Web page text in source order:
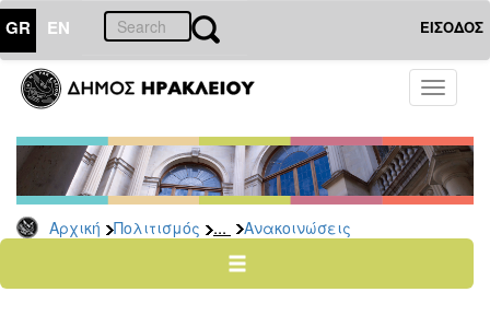
GR EN ΕΙΣΟΔΟΣ
Toggle
Αρχική Πολιτισμός ... Ανακοινώσεις
ΠΟΛΙΤΙΣΜΟΣ
Ποδήλατα
ΤΟΠΟΣ